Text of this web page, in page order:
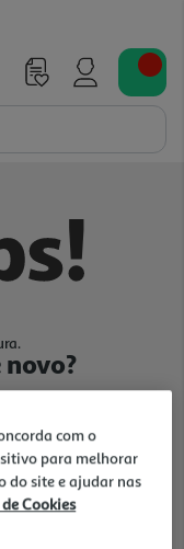
com o
para melhorar
do site e ajudar nas
Cookies